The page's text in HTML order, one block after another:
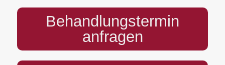
Behandlungstermin
anfragen